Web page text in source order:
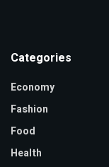
Categories
Economy
Fashion
Food
Health